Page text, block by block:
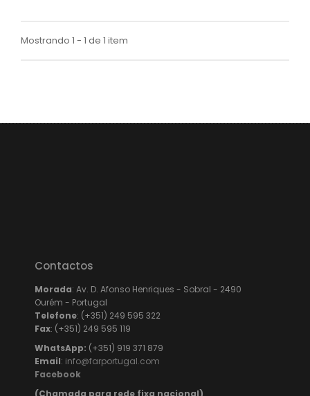
Mostrando 1 - 1 de 1 item
Contactos
Morada: Av. D. Afonso Henriques - Sobral - 2490
Ourém - Portugal
Telefone: (+351) 249 595 322
Fax: (+351) 249 595 119
WhatsApp: (+351) 919 371 879
Email: info@farportugal.com
Facebook
(Chamada para rede fixa nacional)